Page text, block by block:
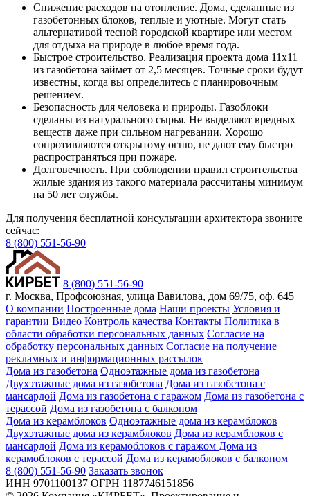
Снижение расходов на отопление. Дома, сделанные из
газобетонных блоков, теплые и уютные. Могут стать
альтернативой тесной городской квартире или местом
для отдыха на природе в любое время года.
Быстрое строительство. Реализация проекта дома 11х11
из газобетона займет от 2,5 месяцев. Точные сроки будут
известны, когда вы определитесь с планировочным
решением.
Безопасность для человека и природы. Газоблоки
сделаны из натурального сырья. Не выделяют вредных
веществ даже при сильном нагревании. Хорошо
сопротивляются открытому огню, не дают ему быстро
распространяться при пожаре.
Долговечность. При соблюдении правил строительства
жилые здания из такого материала рассчитаны минимум
на 50 лет службы.
Для получения бесплатной консультации архитектора звоните
сейчас:
8 (800) 551-56-90
8 (800) 551-56-90
г. Москва, Профсоюзная, улица Вавилова, дом 69/75, оф. 645
О компании Построенные дома Наши проекты Условия и
гарантии Видео Контроль качества Контакты Политика в
области обработки персональных данных Согласие на
обработку персональных данных Согласие на получение
рекламных и информационных рассылок
Дома из газобетона Одноэтажные дома из газобетона
Двухэтажные дома из газобетона Дома из газобетона с
мансардой Дома из газобетона с гаражом Дома из газобетона с
терассой Дома из газобетона с балконом
Дома из керамблоков Одноэтажные дома из керамблоков
Двухэтажные дома из керамблоков Дома из керамблоков с
мансардой Дома из керамоблоков с гаражом Дома из
керамоблоков с терассой Дома из керамоблоков с балконом
8 (800) 551-56-90 Заказать звонок
ИНН 9701100137 ОГРН 1187746151856